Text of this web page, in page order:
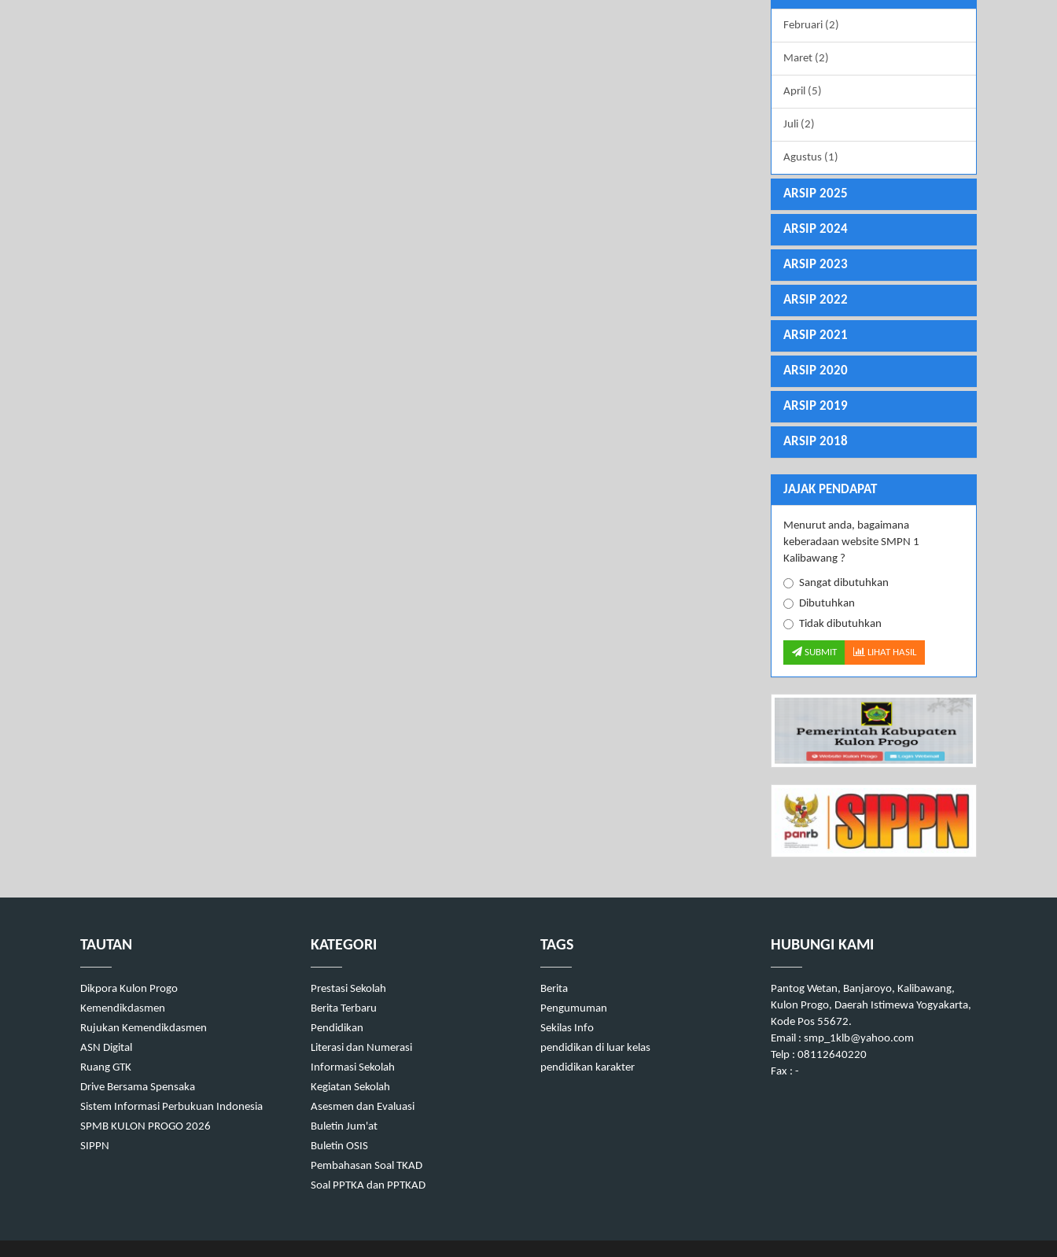
Februari (2)
Maret (2)
April (5)
Juli (2)
Agustus (1)
ARSIP 2025
ARSIP 2024
ARSIP 2023
ARSIP 2022
ARSIP 2021
ARSIP 2020
ARSIP 2019
ARSIP 2018
JAJAK PENDAPAT
Menurut anda, bagaimana
keberadaan website SMPN 1
Kalibawang ?
Sangat dibutuhkan
Dibutuhkan
Tidak dibutuhkan
SUBMIT LIHAT HASIL
TAUTAN
Dikpora Kulon Progo
Kemendikdasmen
Rujukan Kemendikdasmen
ASN Digital
Ruang GTK
Drive Bersama Spensaka
Sistem Informasi Perbukuan Indonesia
SPMB KULON PROGO 2026
SIPPN
KATEGORI
Prestasi Sekolah
Berita Terbaru
Pendidikan
Literasi dan Numerasi
Informasi Sekolah
Kegiatan Sekolah
Asesmen dan Evaluasi
Buletin Jum'at
Buletin OSIS
Pembahasan Soal TKAD
Soal PPTKA dan PPTKAD
TAGS
Berita
Pengumuman
Sekilas Info
pendidikan di luar kelas
pendidikan karakter
HUBUNGI KAMI
Pantog Wetan, Banjaroyo, Kalibawang,
Kulon Progo, Daerah Istimewa Yogyakarta,
Kode Pos 55672.
Email : smp_1klb@yahoo.com
Telp : 08112640220
Fax : -